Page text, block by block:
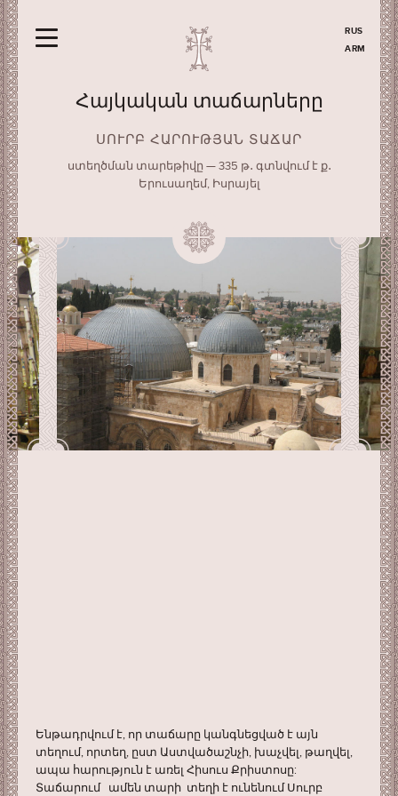
RUS
ARM
Հայկական տաճարները
ՍՈՒՐԲ ՀԱՐՈՒԹՅԱՆ ՏԱՃԱՐ
ստեղծման տարեթիվը — 335 թ․ գտնվում է ք․
Երուսաղեմ, Իսրայել
Ենթադրվում է, որ տաճարը կանգնեցված է այն
տեղում, որտեղ, ըստ Աստվածաշնչի, խաչվել, թաղվել,
ապա հարություն է առել Հիսուս Քրիստոսը:
Տաճարում ամեն տարի տեղի է ունենում Սուրբ